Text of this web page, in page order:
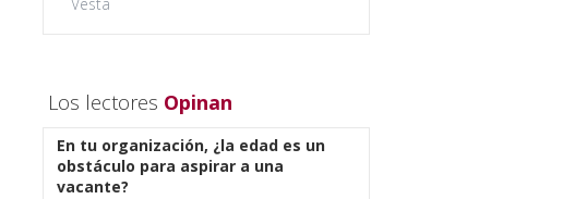
Los lectores Opinan
En tu organización, ¿la edad es un
obstáculo para aspirar a una
vacante?